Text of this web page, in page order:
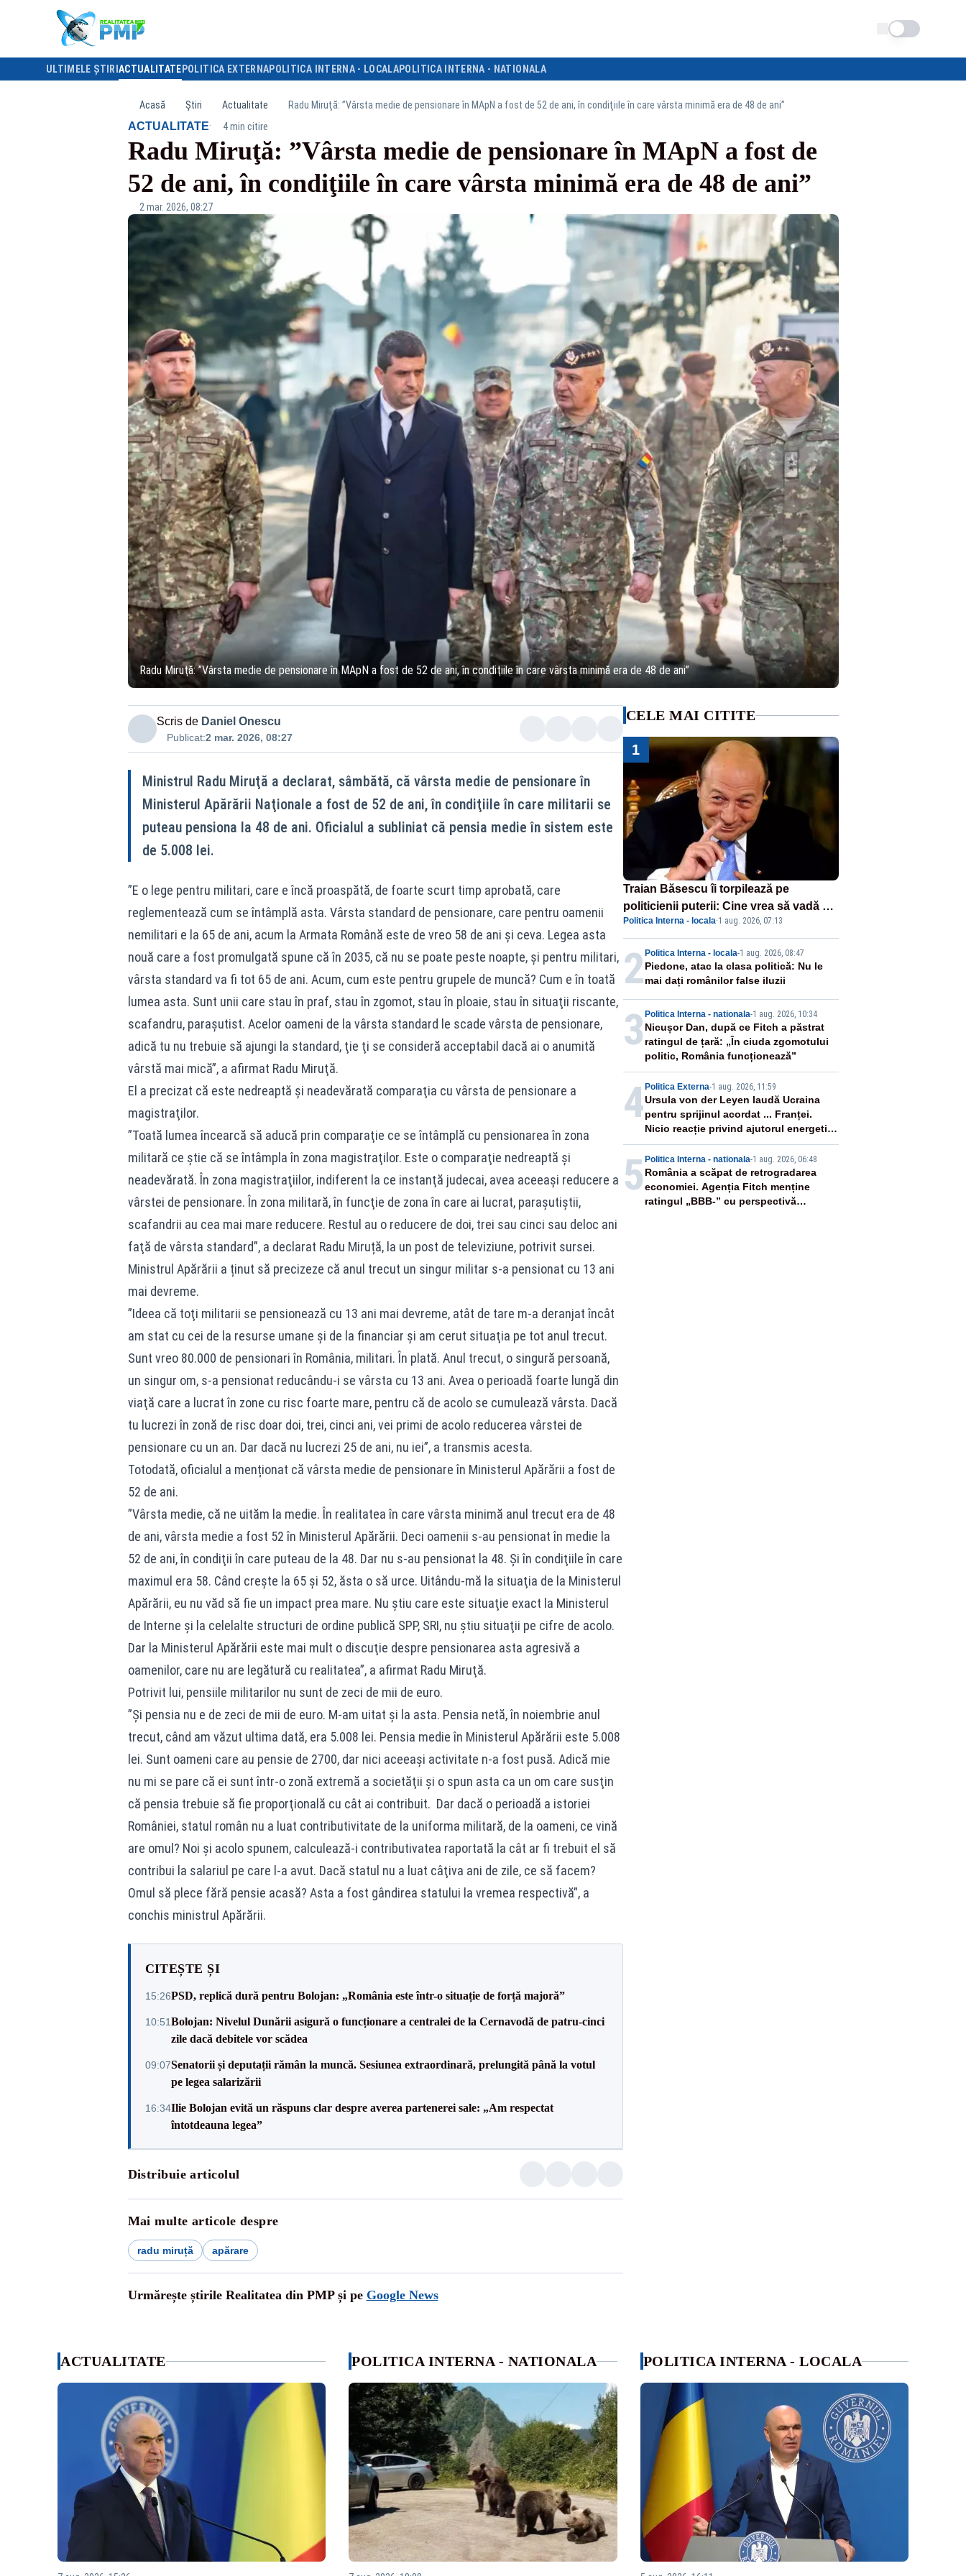
Schimba tema
ULTIMELE ȘTIRI ACTUALITATE POLITICA EXTERNAPOLITICA INTERNA - LOCALAPOLITICA INTERNA - NATIONALA
Acasă Știri Actualitate Radu Miruţă: ”Vârsta medie de pensionare în MApN a fost de 52 de ani, în condiţiile în care vârsta minimă era de 48 de ani”
ACTUALITATE· 4 min citire
Radu Miruţă: ”Vârsta medie de pensionare în MApN a fost de
52 de ani, în condiţiile în care vârsta minimă era de 48 de ani”
2 mar. 2026, 08:27
Radu Miruţă: ”Vârsta medie de pensionare în MApN a fost de 52 de ani, în condiţiile în care vârsta minimă era de 48 de ani”
Scris de Daniel Onescu
Publicat:2 mar. 2026, 08:27
Ministrul Radu Miruţă a declarat, sâmbătă, că vârsta medie de pensionare în
Ministerul Apărării Naţionale a fost de 52 de ani, în condiţiile în care militarii se
puteau pensiona la 48 de ani. Oficialul a subliniat că pensia medie în sistem este
de 5.008 lei.
”E o lege pentru militari, care e încă proaspătă, de foarte scurt timp aprobată, care
reglementează cum se întâmplă asta. Vârsta standard de pensionare, care pentru oamenii
nemilitari e la 65 de ani, acum la Armata Română este de vreo 58 de ani şi ceva. Legea asta
nouă care a fost promulgată spune că în 2035, că nu se poate peste noapte, şi pentru militari,
vârsta standard va fi tot 65 de ani. Acum, cum este pentru grupele de muncă? Cum e în toată
lumea asta. Sunt unii care stau în praf, stau în zgomot, stau în ploaie, stau în situaţii riscante,
scafandru, paraşutist. Acelor oameni de la vârsta standard le scade vârsta de pensionare,
adică tu nu trebuie să ajungi la standard, ţie ţi se consideră acceptabil dacă ai o anumită
vârstă mai mică”, a afirmat Radu Miruţă.
El a precizat că este nedreaptă şi neadevărată comparaţia cu vârsta de pensionare a
magistraţilor.
”Toată lumea încearcă să aducă prin comparaţie ce se întâmplă cu pensionarea în zona
militară ce ştie că se întâmpla în zona magistraţilor. Este o comparaţie nedreaptă şi
neadevărată. În zona magistraţiilor, indiferent la ce instanţă judecai, avea aceeaşi reducere a
vârstei de pensionare. În zona militară, în funcţie de zona în care ai lucrat, paraşutiştii,
scafandrii au cea mai mare reducere. Restul au o reducere de doi, trei sau cinci sau deloc ani
faţă de vârsta standard”, a declarat Radu Miruță, la un post de televiziune, potrivit sursei.
Ministrul Apărării a ținut să precizeze că anul trecut un singur militar s-a pensionat cu 13 ani
mai devreme.
”Ideea că toţi militarii se pensionează cu 13 ani mai devreme, atât de tare m-a deranjat încât
am stat cu cei de la resurse umane şi de la financiar şi am cerut situaţia pe tot anul trecut.
Sunt vreo 80.000 de pensionari în România, militari. În plată. Anul trecut, o singură persoană,
un singur om, s-a pensionat reducându-i se vârsta cu 13 ani. Avea o perioadă foarte lungă din
viaţă care a lucrat în zone cu risc foarte mare, pentru că de acolo se cumulează vârsta. Dacă
tu lucrezi în zonă de risc doar doi, trei, cinci ani, vei primi de acolo reducerea vârstei de
pensionare cu un an. Dar dacă nu lucrezi 25 de ani, nu iei”, a transmis acesta.
Totodată, oficialul a menționat că vârsta medie de pensionare în Ministerul Apărării a fost de
52 de ani.
”Vârsta medie, că ne uităm la medie. În realitatea în care vârsta minimă anul trecut era de 48
de ani, vârsta medie a fost 52 în Ministerul Apărării. Deci oamenii s-au pensionat în medie la
52 de ani, în condiţii în care puteau de la 48. Dar nu s-au pensionat la 48. Şi în condiţiile în care
maximul era 58. Când creşte la 65 şi 52, ăsta o să urce. Uitându-mă la situaţia de la Ministerul
Apărării, eu nu văd să fie un impact prea mare. Nu ştiu care este situaţie exact la Ministerul
de Interne şi la celelalte structuri de ordine publică SPP, SRI, nu ştiu situaţii pe cifre de acolo.
Dar la Ministerul Apărării este mai mult o discuţie despre pensionarea asta agresivă a
oamenilor, care nu are legătură cu realitatea”, a afirmat Radu Miruţă.
Potrivit lui, pensiile militarilor nu sunt de zeci de mii de euro.
”Şi pensia nu e de zeci de mii de euro. M-am uitat şi la asta. Pensia netă, în noiembrie anul
trecut, când am văzut ultima dată, era 5.008 lei. Pensia medie în Ministerul Apărării este 5.008
lei. Sunt oameni care au pensie de 2700, dar nici aceeaşi activitate n-a fost pusă. Adică mie
nu mi se pare că ei sunt într-o zonă extremă a societăţii şi o spun asta ca un om care susţin
că pensia trebuie să fie proporţională cu cât ai contribuit. Dar dacă o perioadă a istoriei
României, statul român nu a luat contributivitate de la uniforma militară, de la oameni, ce vină
are omul? Noi şi acolo spunem, calculează-i contributivatea raportată la cât ar fi trebuit el să
contribui la salariul pe care l-a avut. Dacă statul nu a luat câţiva ani de zile, ce să facem?
Omul să plece fără pensie acasă? Asta a fost gândirea statului la vremea respectivă”, a
conchis ministrul Apărării.
CITEȘTE ȘI
15:26PSD, replică dură pentru Bolojan: „România este într-o situație de forță majoră”
10:51Bolojan: Nivelul Dunării asigură o funcționare a centralei de la Cernavodă de patru-cinci
zile dacă debitele vor scădea
09:07Senatorii și deputații rămân la muncă. Sesiunea extraordinară, prelungită până la votul
pe legea salarizării
16:34Ilie Bolojan evită un răspuns clar despre averea partenerei sale: „Am respectat
întotdeauna legea”
Distribuie articolul
Mai multe articole despre
radu miruță apărare
Urmărește știrile Realitatea din PMP și pe Google News
CELE MAI CITITE
1
Traian Băsescu îi torpilează pe
politicienii puterii: Cine vrea să vadă ce
înseamnă să fii prost, se uită la
România
Politica Interna - locala·1 aug. 2026, 07:13
2 Politica Interna - locala-1 aug. 2026, 08:47
Piedone, atac la clasa politică: Nu le
mai dați românilor false iluzii
3 Politica Interna - nationala-1 aug. 2026, 10:34
Nicușor Dan, după ce Fitch a păstrat
ratingul de țară: „În ciuda zgomotului
politic, România funcționează”
4 Politica Externa-1 aug. 2026, 11:59
Ursula von der Leyen laudă Ucraina
pentru sprijinul acordat ... Franței.
Nicio reacție privind ajutorul energetic
promis României
5 Politica Interna - nationala-1 aug. 2026, 06:48
România a scăpat de retrogradarea
economiei. Agenția Fitch menține
ratingul „BBB-” cu perspectivă
ACTUALITATE POLITICA INTERNA - NATIONALA POLITICA INTERNA - LOCALA